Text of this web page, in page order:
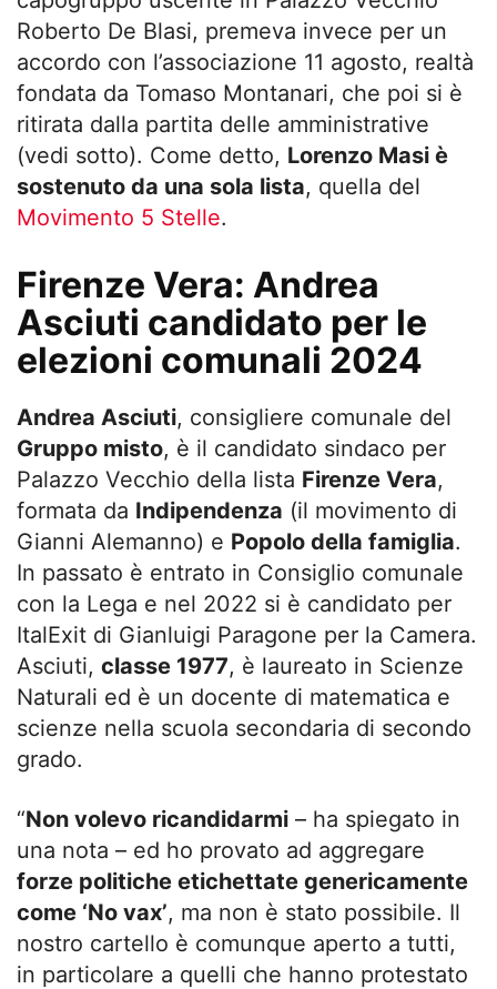
Roberto De Blasi, premeva invece per un
accordo con l’associazione 11 agosto, realtà
fondata da Tomaso Montanari, che poi si è
ritirata dalla partita delle amministrative
(vedi sotto). Come detto, Lorenzo Masi è
sostenuto da una sola lista, quella del
Movimento 5 Stelle.
Firenze Vera: Andrea
Asciuti candidato per le
elezioni comunali 2024
Andrea Asciuti, consigliere comunale del
Gruppo misto, è il candidato sindaco per
Palazzo Vecchio della lista Firenze Vera,
formata da Indipendenza (il movimento di
Gianni Alemanno) e Popolo della famiglia.
In passato è entrato in Consiglio comunale
con la Lega e nel 2022 si è candidato per
ItalExit di Gianluigi Paragone per la Camera.
Asciuti, classe 1977, è laureato in Scienze
Naturali ed è un docente di matematica e
scienze nella scuola secondaria di secondo
grado.
“Non volevo ricandidarmi – ha spiegato in
una nota – ed ho provato ad aggregare
forze politiche etichettate genericamente
come ‘No vax’, ma non è stato possibile. Il
nostro cartello è comunque aperto a tutti,
in particolare a quelli che hanno protestato